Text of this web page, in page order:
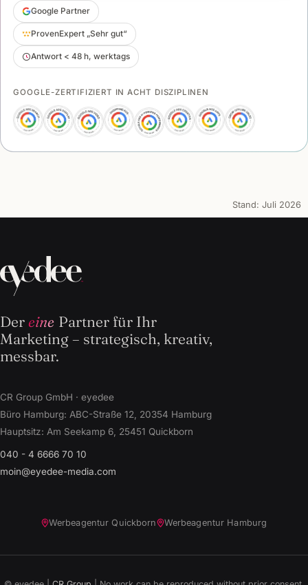
Google Partner
ProvenExpert „Sehr gut“
Antwort < 48 h, werktags
GOOGLE-ZERTIFIZIERT IN ACHT DISZIPLINEN
Stand: Juli 2026
Dereine Partner für Ihr
Marketing – strategisch, kreativ,
messbar.
CR Group GmbH · eyedee
Büro Hamburg: ABC-Straße 12, 20354 Hamburg
Hauptsitz: Am Seekamp 6, 25451 Quickborn
040 - 4 6666 70 10
moin@eyedee-media.com
Quickborn
Werbeagentur Quickborn Werbeagentur Hamburg